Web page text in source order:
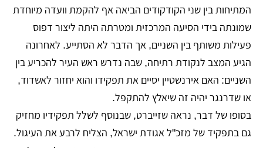
המתיחות בין שני הקודקודים הביאה אף להקמת וועדה מיוחדת
שמונתה בידי הסיעה המרכזית ומטרתה היתה ליצור דפוס
פעילות משותף בין השניים, אך הדבר לא הסתייע. לאחרונה
הגיע המצב לנקודת רתיחה, שבה נדרש ראש העיר להכריע בין
השניים: האם אירנשטיין יסיים את תפקידו והוא יחזור לאשדוד,
או שדרנגר יהיה זה שיאלץ להתקפל.
בסופו של דבר, נראה שזייברט, שבנוסף לשלל תפקידיו מחזיק
גם בתפקיד של מזכ"ל אגודת ישראל, הצליח לרבע את העיגול.